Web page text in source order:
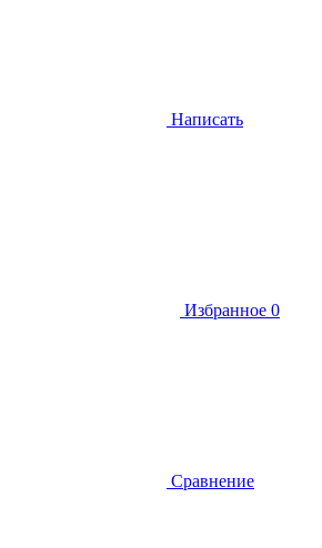
Написать
Избранное 0
Сравнение